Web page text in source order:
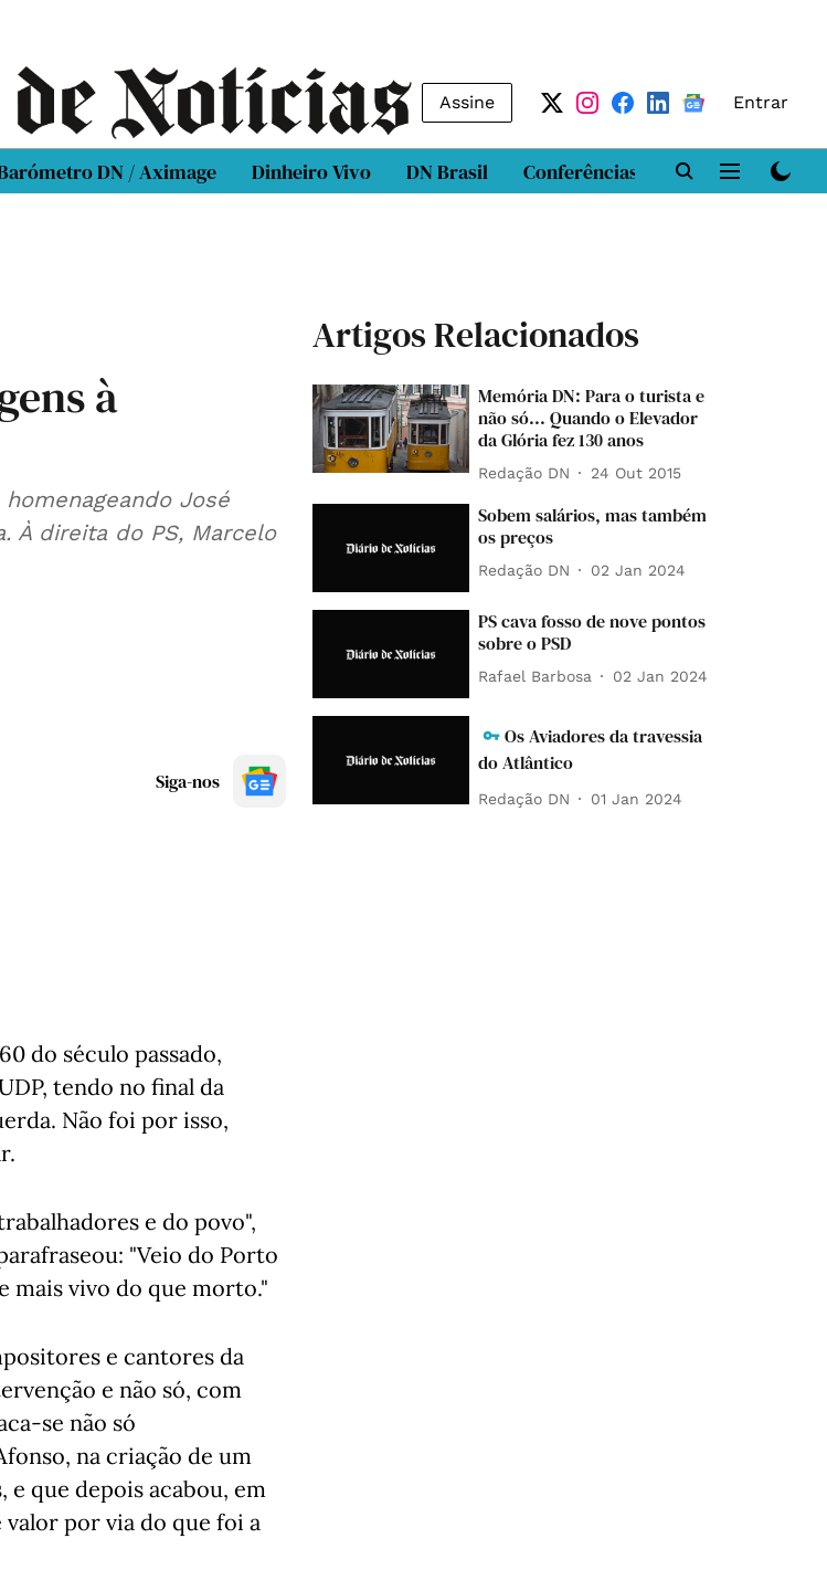
Assine Entrar
DN / Aximage Dinheiro Vivo DN Brasil Conferências DN LAB
à
José
À direita do PS, Marcelo
Siga-nos
do século passado,
tendo no final da
Não foi por isso,
e do povo",
"Veio do Porto
mais vivo do que morto."
e cantores da
e não só, com
se não só
na criação de um
que depois acabou, em
por via do que foi a
Artigos Relacionados
Memória DN: Para o turista e
não só... Quando o Elevador
da Glória fez 130 anos
Redação DN 24 Out 2015
Sobem salários, mas também
os preços
Redação DN 02 Jan 2024
PS cava fosso de nove pontos
sobre o PSD
Rafael Barbosa 02 Jan 2024
Os Aviadores da travessia
do Atlântico
Redação DN 01 Jan 2024